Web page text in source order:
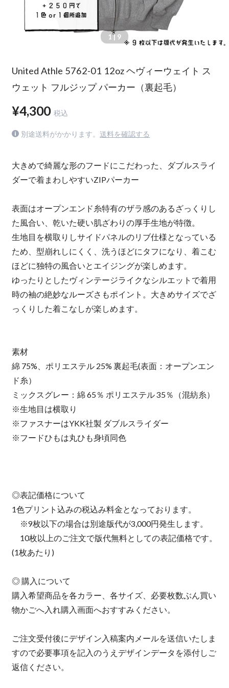
1| 9
United Athle 5762-01 12oz ヘヴィーウェイト ス
ウェット フルジップ パーカー（裏起毛）
¥4,300 税込
別途送料がかかります。 送料を確認する
大きめで綺麗な形のフードにこだわった、ダブルスライ
ダーで着まわしやすいZIPパーカー
表面はオープンエンド糸特有のザラ感のあるざっくりし
た風合い、乾いた硬い肌ざわりの厚手生地が特徴。
生地目を横取りしサイドパネルのリブ仕様となっている
ため、型崩れしにくく、洗うほどにタフになり、着こむ
ほどに独特の風合いとエイジングが楽しめます。
ゆったりとしたヴィンテージライクなシルエットで着用
時の袖の絶妙なルーズさもポイント。大きめサイズでざ
っくりした着こなしが楽しめます。
素材
綿 75%、ポリエステル 25% 裏起毛(表面：オープンエン
ド糸）
ミックスグレー：綿 65％ ポリエステル 35％（混紡糸）
※生地目は横取り
※ファスナーはYKK社製 ダブルスライダー
※フードひもは丸ひも身頃同色
◎表記価格について
1色プリント込みの税込み料金となっております。
※9枚以下の場合は別途版代が3,000円発生します。
10枚以上のご注文で版代無料としての表記価格です。
(1枚あたり)
◎ 購入について
購入希望商品を各カラー、各サイズ、必要枚数ぶん買い
物かごへ入れ購入画面へおすすみください。
ご注文受付後にデザイン入稿案内メールを送信いたしま
すので必要事項を記入のうえデザインデータを添付しご
返信ください。